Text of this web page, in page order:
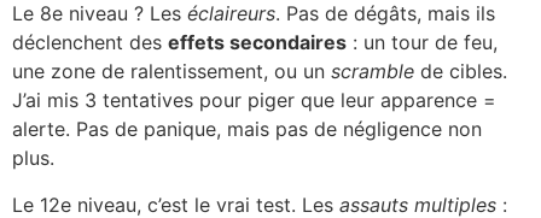
Le 8e niveau ? Les éclaireurs. Pas de dégâts, mais ils
déclenchent des effets secondaires : un tour de feu,
une zone de ralentissement, ou un scramble de cibles.
J’ai mis 3 tentatives pour piger que leur apparence =
alerte. Pas de panique, mais pas de négligence non
plus.
Le 12e niveau, c’est le vrai test. Les assauts multiples :